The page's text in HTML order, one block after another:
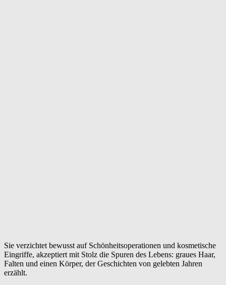
Sie verzichtet bewusst auf Schönheitsoperationen und kosmetische
Eingriffe, akzeptiert mit Stolz die Spuren des Lebens: graues Haar,
Falten und einen Körper, der Geschichten von gelebten Jahren
erzählt.